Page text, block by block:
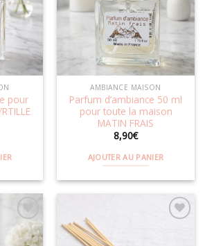
à la
wishlist
pour
wishlist
AMBIANCE MAISON
Parfum d’ambiance 50 ml
pour toute la maison
MATIN FRAIS
8,90€
AJOUTER AU PANIER